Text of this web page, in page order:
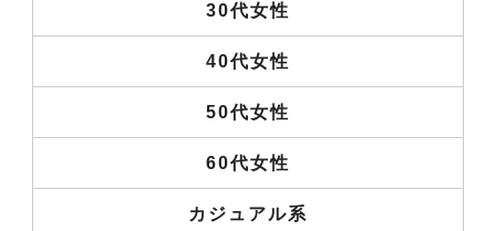
30代女性
40代女性
50代女性
60代女性
カジュアル系